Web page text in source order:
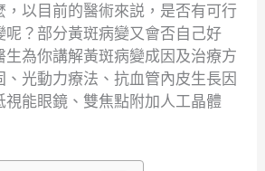
，以目前的醫術來説，是否有可行
呢？部分黃斑病變又會否自己好
生為你講解黃斑病變成因及治療方
、光動力療法、抗血管內皮生長因
視能眼鏡、雙焦點附加人工晶體